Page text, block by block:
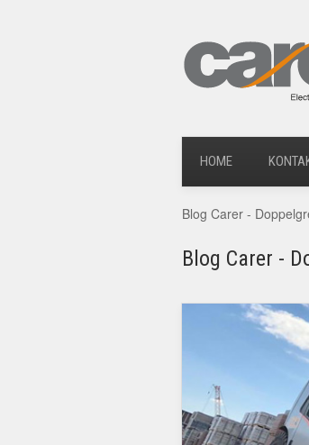
HOME
Blog Carer -
Blog Carer -